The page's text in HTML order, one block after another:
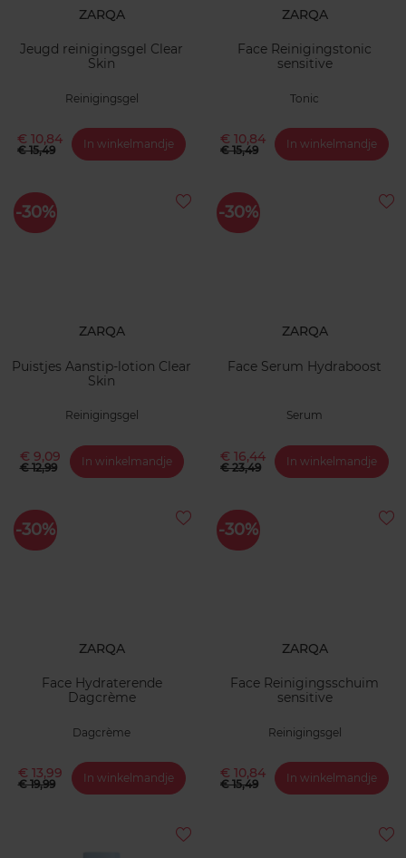
ZARQA
Jeugd reinigingsgel Clear
Skin
Reinigingsgel
€ 10,84
€ 15,49 In winkelmandje
ZARQA
Face Reinigingstonic
sensitive
Tonic
€ 10,84
€ 15,49 In winkelmandje
-30%
ZARQA
Puistjes Aanstip-lotion Clear
Skin
Reinigingsgel
€ 9,09
€ 12,99 In winkelmandje
-30%
ZARQA
Face Serum Hydraboost
Serum
€ 16,44
€ 23,49 In winkelmandje
-30%
ZARQA
Face Hydraterende
Dagcrème
Dagcrème
€ 13,99
€ 19,99 In winkelmandje
-30%
ZARQA
Face Reinigingsschuim
sensitive
Reinigingsgel
€ 10,84
€ 15,49 In winkelmandje